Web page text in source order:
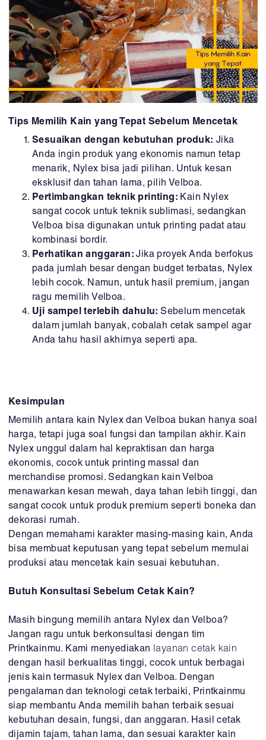
Tips Memilih Kain yang Tepat Sebelum Mencetak
Sesuaikan dengan kebutuhan produk: Jika
Anda ingin produk yang ekonomis namun tetap
menarik, Nylex bisa jadi pilihan. Untuk kesan
eksklusif dan tahan lama, pilih Velboa.
Pertimbangkan teknik printing: Kain Nylex
sangat cocok untuk teknik sublimasi, sedangkan
Velboa bisa digunakan untuk printing padat atau
kombinasi bordir.
Perhatikan anggaran:Jika proyek Anda berfokus
pada jumlah besar dengan budget terbatas, Nylex
lebih cocok. Namun, untuk hasil premium, jangan
ragu memilih Velboa.
Uji sampel terlebih dahulu:Sebelum mencetak
dalam jumlah banyak, cobalah cetak sampel agar
Anda tahu hasil akhirnya seperti apa.
Kesimpulan
Memilih antara kain Nylex dan Velboa bukan hanya soal
harga, tetapi juga soal fungsi dan tampilan akhir. Kain
Nylex unggul dalam hal kepraktisan dan harga
ekonomis, cocok untuk printing massal dan
merchandise promosi. Sedangkan kain Velboa
menawarkan kesan mewah, daya tahan lebih tinggi, dan
sangat cocok untuk produk premium seperti boneka dan
dekorasi rumah.
Dengan memahami karakter masing-masing kain, Anda
bisa membuat keputusan yang tepat sebelum memulai
produksi atau mencetak kain sesuai kebutuhan.
Butuh Konsultasi Sebelum Cetak Kain?
Masih bingung memilih antara Nylex dan Velboa?
Jangan ragu untuk berkonsultasi dengan tim
Printkainmu. Kami menyediakan layanan cetak kain
dengan hasil berkualitas tinggi, cocok untuk berbagai
jenis kain termasuk Nylex dan Velboa. Dengan
pengalaman dan teknologi cetak terbaiki, Printkainmu
siap membantu Anda memilih bahan terbaik sesuai
kebutuhan desain, fungsi, dan anggaran. Hasil cetak
dijamin tajam, tahan lama, dan sesuai karakter kain